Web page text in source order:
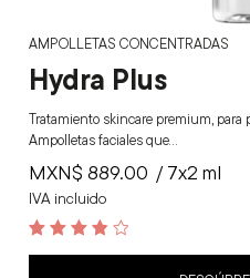
AMPOLLETAS CONCENTRADAS
Hydra Plus
Tratamiento skincare premium, para
Ampolletas faciales que…
MXN$ 889.00
IVA incluido
/ 7x2 ml